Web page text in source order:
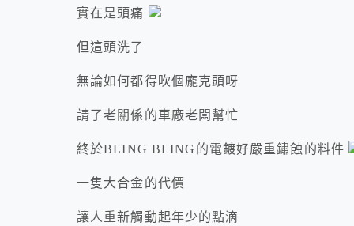
實在是頭痛
但這頭洗了
無論如何都得吹個龐克頭呀
請了老關係的車廠老闆幫忙
終於BLING BLING的電鍍好嚴重鏽蝕的料件
一隻大合金的代價
讓人重新觸動起年少的點滴